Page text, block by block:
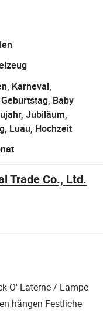
Karneval,
Baby
Jubiläum,
Luau, Hochzeit
Trade Co., Ltd.
O'-Laterne / Lampe
hängen Festliche